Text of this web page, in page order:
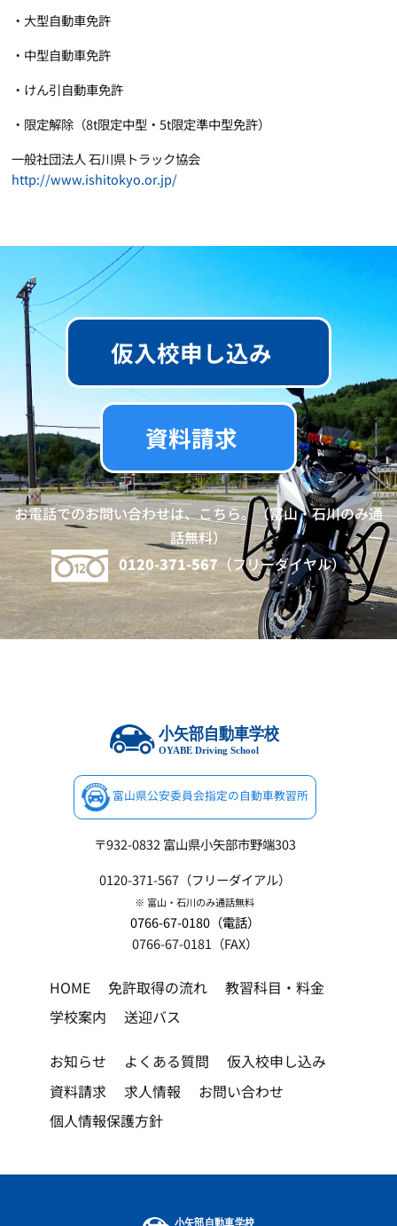
・大型自動車免許
・中型自動車免許
・けん引自動車免許
・限定解除（8t限定中型・5t限定準中型免許）
一般社団法人 石川県トラック協会
http://www.ishitokyo.or.jp/
仮入校申し込み
資料請求
お電話でのお問い合わせは、こちら。（富山・石川のみ通
話無料）
0120-371-567 （フリーダイヤル）
富山県公安委員会指定の自動車教習所
〒932-0832 富山県小矢部市野端303
0120-371-567（フリーダイアル）
※ 富山・石川のみ通話無料
0766-67-0180（電話）
0766-67-0181（FAX）
HOME 免許取得の流れ
教習科目・料金
学校案内
送迎バス
お知らせ よくある質問
仮入校申し込み
資料請求
求人情報
お問い合わせ
個人情報保護方針